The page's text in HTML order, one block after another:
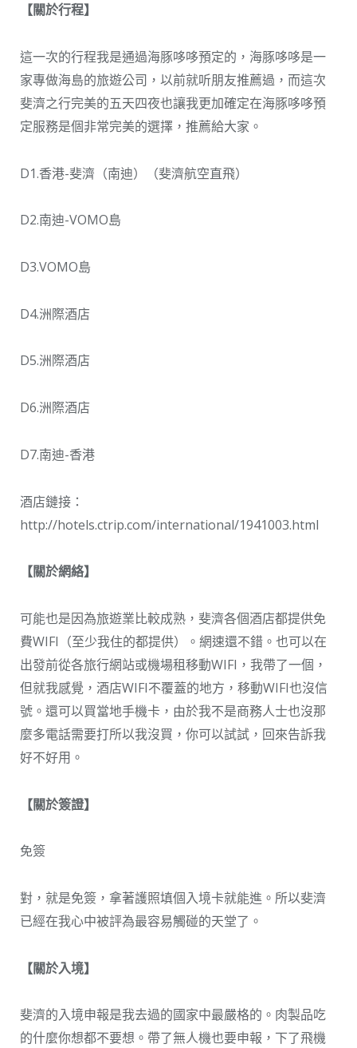
【關於行程】
這一次的行程我是通過海豚哆哆預定的，海豚哆哆是一
家專做海島的旅遊公司，以前就听朋友推薦過，而這次
斐濟之行完美的五天四夜也讓我更加確定在海豚哆哆預
定服務是個非常完美的選擇，推薦給大家。
D1.香港-斐濟（南迪）（斐濟航空直飛）
D2.南迪-VOMO島
D3.VOMO島
D4.洲際酒店
D5.洲際酒店
D6.洲際酒店
D7.南迪-香港
酒店鏈接：
http://hotels.ctrip.com/international/1941003.html
【關於網絡】
可能也是因為旅遊業比較成熟，斐濟各個酒店都提供免
費WIFI（至少我住的都提供）。網速還不錯。也可以在
出發前從各旅行網站或機場租移動WIFI，我帶了一個，
但就我感覺，酒店WIFI不覆蓋的地方，移動WIFI也沒信
號。還可以買當地手機卡，由於我不是商務人士也沒那
麼多電話需要打所以我沒買，你可以試試，回來告訴我
好不好用。
【關於簽證】
免簽
對，就是免簽，拿著護照填個入境卡就能進。所以斐濟
已經在我心中被評為最容易觸碰的天堂了。
【關於入境】
斐濟的入境申報是我去過的國家中最嚴格的。肉製品吃
的什麼你想都不要想。帶了無人機也要申報，下了飛機